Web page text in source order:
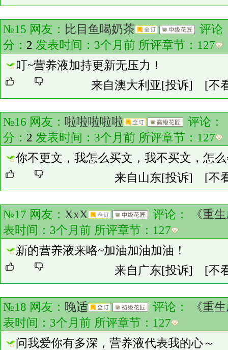
№15 网友： 比目鱼喝奶茶
评论
分： 2 发表时间：3个月前 所评章节： 127
叮~营养液加持更新无压力！
来自澳大利亚[投诉] [不
№16 网友： 啦啦啦啦啦 评论：
分： 2 发表时间：3个月前 所评章节： 127
你不更文，我怎么买文，我不买文，怎
来自山东[投诉] [不
№17 网友： XxX 评论：
《重
表时间：3个月前 所评章节： 127
新的营养液来咯~加油加油加油！
来自广东[投诉] [不
№18 网友： 晚适 评论：
《重
表时间：3个月前 所评章节： 127
问我爱你有多深，营养液代表我的心～